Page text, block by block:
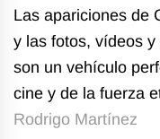
Las apariciones de
y las fotos, vídeos
son un vehículo
cine y de la fuerza
Rodrigo Martínez